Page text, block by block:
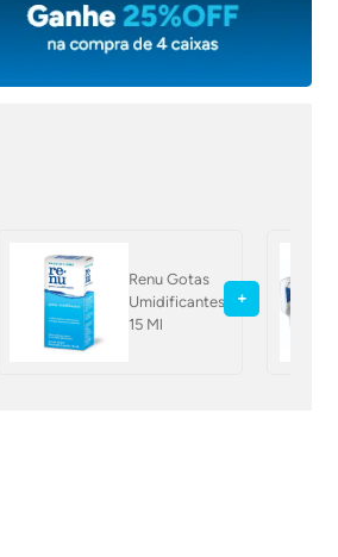
Renu Gotas
Umidificantes
15 Ml
+